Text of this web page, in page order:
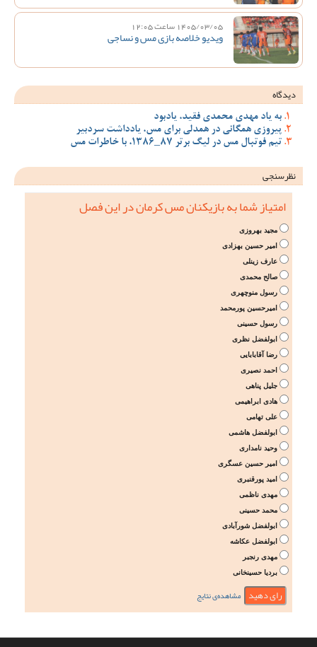
1405/03/05 ساعت 12:05
ویدیو خلاصه بازی مس و نساجی
دیدگاه
به یاد مهدی محمدی فقید، یادبود
پیروزی همگانی در همدلی برای مس، یادداشت سردبیر
تیم فوتبال مس در لیگ برتر 87_1386، با خاطرات مس
نظرسنجی
امتیاز شما به بازیکنان مس کرمان در این فصل
مجید بهروزی
امیر حسین بهزادی
عارف زینلی
صالح محمدی
رسول منوچهری
امیرحسین پورمحمد
رسول حسینی
ابولفضل نظری
رضا آقابابایی
احمد نصیری
جلیل پناهی
هادی ابراهیمی
علی تهامی
ابولفضل هاشمی
وحید نامداری
امیر حسین عسگری
امید پورقنبری
مهدی ناظمی
محمد حسینی
ابولفضل شورآبادی
ابولفضل عکاشه
مهدی رنجبر
بردیا حسینخانی
مشاهده‌ی نتایج